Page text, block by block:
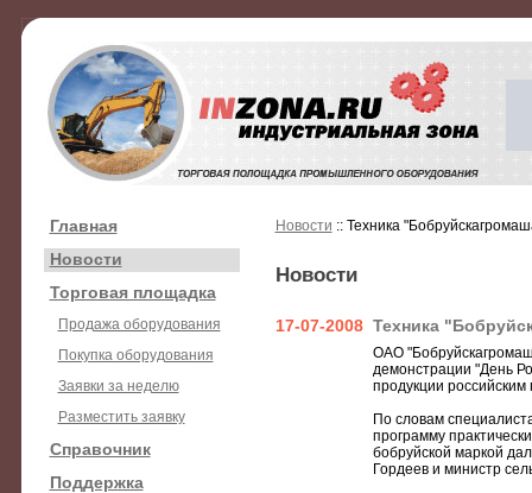
Главная
Новости
Торговая площадка
Продажа оборудования
Покупка оборудования
Заявки за неделю
Разместить заявку
Справочник
Поддержка
Новости :: Техника
Новости
17-07-2008 Техника
ОАО
демонстрации "День
продукции
По словам
программу
бобруйской маркой
Гордеев и министр